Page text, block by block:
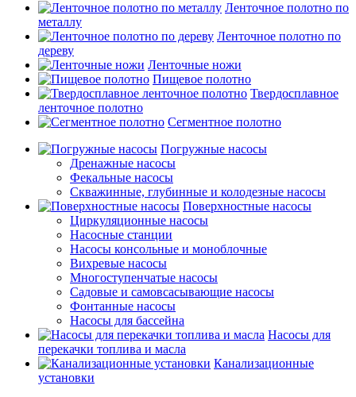
Ленточное полотно по
металлу
Ленточное полотно по
дереву
Ленточные ножи
Пищевое полотно
Твердосплавное
ленточное полотно
Сегментное полотно
Погружные насосы
Дренажные насосы
Фекальные насосы
Скважинные, глубинные и колодезные насосы
Поверхностные насосы
Циркуляционные насосы
Насосные станции
Насосы консольные и моноблочные
Вихревые насосы
Многоступенчатые насосы
Садовые и самовсасывающие насосы
Фонтанные насосы
Насосы для бассейна
Насосы для
перекачки топлива и масла
Канализационные
установки